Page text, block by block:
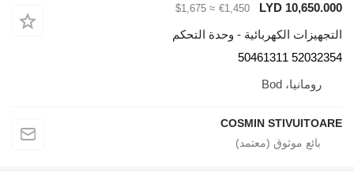
LYD 10,650.000
€1,450
≈ $1,675
التجهيزات الكهربائية - وحدة التحكم
52032354 50461311
رومانيا، Bod
COSMIN STIVUITOARE